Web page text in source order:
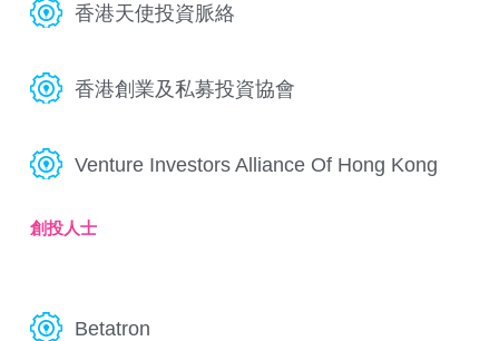
香港天使投資脈絡
香港創業及私募投資協會
Venture Investors Alliance Of Hong Kong
創投人士
Betatron